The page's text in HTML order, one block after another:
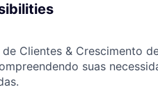
Clientes & Crescimento
suas